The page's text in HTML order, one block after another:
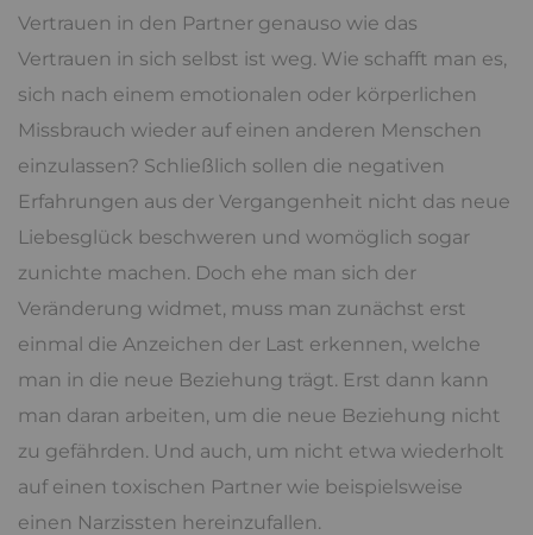
Vertrauen in den Partner genauso wie das
Vertrauen in sich selbst ist weg. Wie schafft man es,
sich nach einem emotionalen oder körperlichen
Missbrauch wieder auf einen anderen Menschen
einzulassen? Schließlich sollen die negativen
Erfahrungen aus der Vergangenheit nicht das neue
Liebesglück beschweren und womöglich sogar
zunichte machen. Doch ehe man sich der
Veränderung widmet, muss man zunächst erst
einmal die Anzeichen der Last erkennen, welche
man in die neue Beziehung trägt. Erst dann kann
man daran arbeiten, um die neue Beziehung nicht
zu gefährden. Und auch, um nicht etwa wiederholt
auf einen toxischen Partner wie beispielsweise
einen Narzissten hereinzufallen.